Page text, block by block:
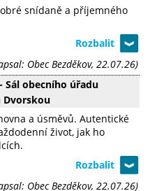
snídaně a příjemného
Obec Bezděkov, 22.07.26)
Sál obecního úřadu
Dvorskou
a úsměvů. Autentické
život, jak ho
Obec Bezděkov, 22.07.26)